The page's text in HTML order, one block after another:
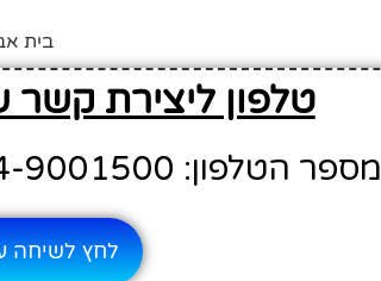
בית
טלפון ליצירת
מספר הטלפון: 04-9001500
לחץ לשיחה